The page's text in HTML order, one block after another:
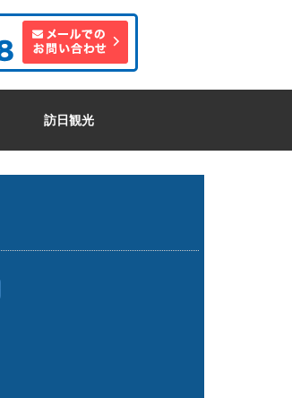
訪日観光